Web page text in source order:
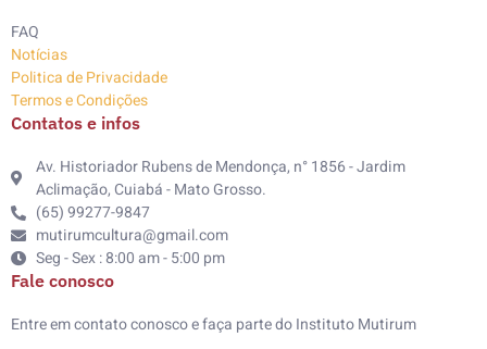
FAQ
Notícias
Politica de Privacidade
Termos e Condições
Contatos e infos
Av. Historiador Rubens de Mendonça, n° 1856 - Jardim
Aclimação, Cuiabá - Mato Grosso.
(65) 99277-9847
mutirumcultura@gmail.com
Seg - Sex : 8:00 am - 5:00 pm
Fale conosco
Entre em contato conosco e faça parte do Instituto Mutirum